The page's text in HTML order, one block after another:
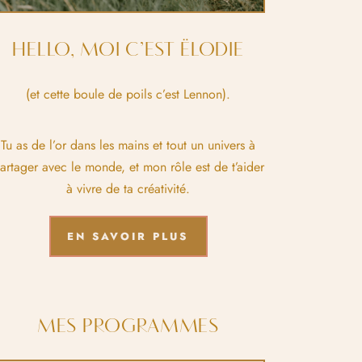
HELLO, MOI C’EST ËLODIE
(et cette boule de poils c’est Lennon).
Tu as de l’or dans les mains et tout un univers à
avec le monde, et mon rôle est de t’aider
à vivre de ta créativité.
EN SAVOIR PLUS
MES PROGRAMMES